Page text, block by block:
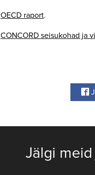
OECD raport.
CONCORD seisukohad ja
Jälgi